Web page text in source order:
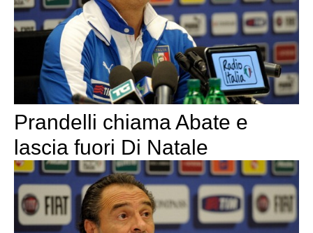
Prandelli chiama Abate e
lascia fuori Di Natale